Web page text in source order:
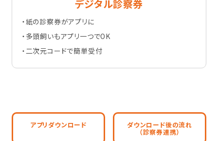
デジタル診察券
・紙の診察券がアプリに
・多頭飼いもアプリ一つでOK
・二次元コードで簡単受付
アプリダウンロード ダウンロード後の流れ
（診察券連携）